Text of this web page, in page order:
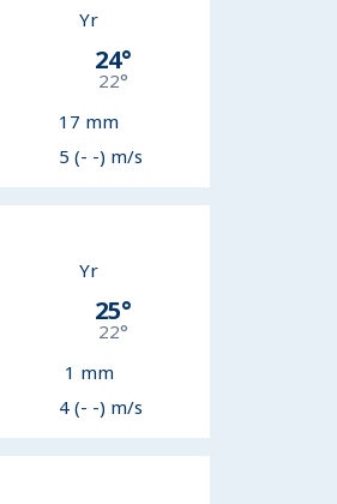
Yr
24°
22°
17 mm
5 (- -) m/s
Yr
25°
22°
1 mm
4 (- -) m/s